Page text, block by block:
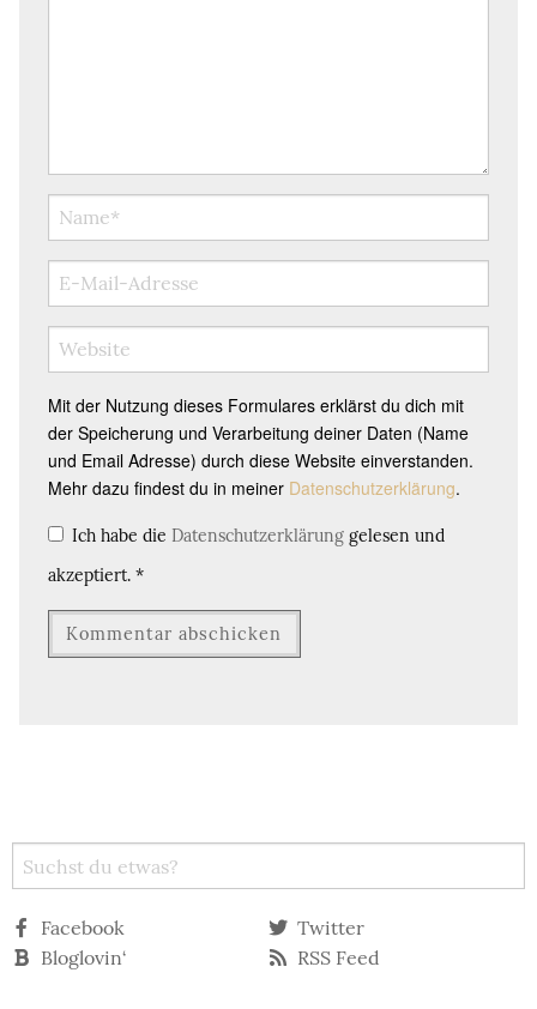
Mit der Nutzung dieses Formulares erklärst du dich mit
der Speicherung und Verarbeitung deiner Daten (Name
und Email Adresse) durch diese Website einverstanden.
Mehr dazu findest du in meiner Datenschutzerklärung.
Ich habe die Datenschutzerklärung gelesen und
akzeptiert. *
Facebook
Twitter
Bloglovin‘
RSS Feed